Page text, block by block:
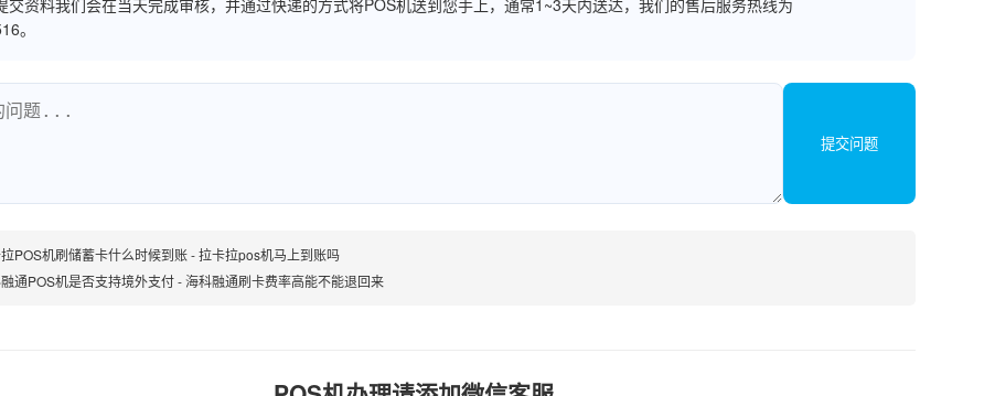
交资料我们会在当天完成审核，并通过快递的方式将POS机送到您手上，通常1~3天内送达，我们的售后服务热线为
。
提交问题
POS机刷储蓄卡什么时候到账 - 拉卡拉pos机马上到账吗
通POS机是否支持境外支付 - 海科融通刷卡费率高能不能退回来